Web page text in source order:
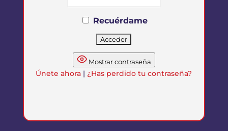
Recuérdame
Mostrar contraseña
Únete ahora | ¿Has perdido tu contraseña?